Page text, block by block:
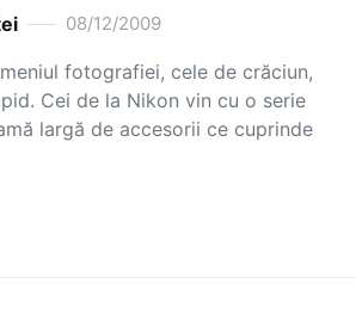
08/12/2009
fotografiei, cele de crăciun,
Cei de la Nikon vin cu o serie
largă de accesorii ce cuprinde